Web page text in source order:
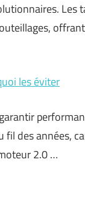
Les
les éviter
des années,
2.0 …